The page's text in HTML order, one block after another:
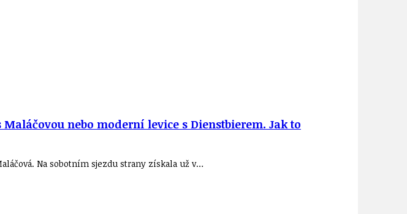
nebo moderní levice s Dienstbierem. Jak to
Na sobotním sjezdu strany získala už v…